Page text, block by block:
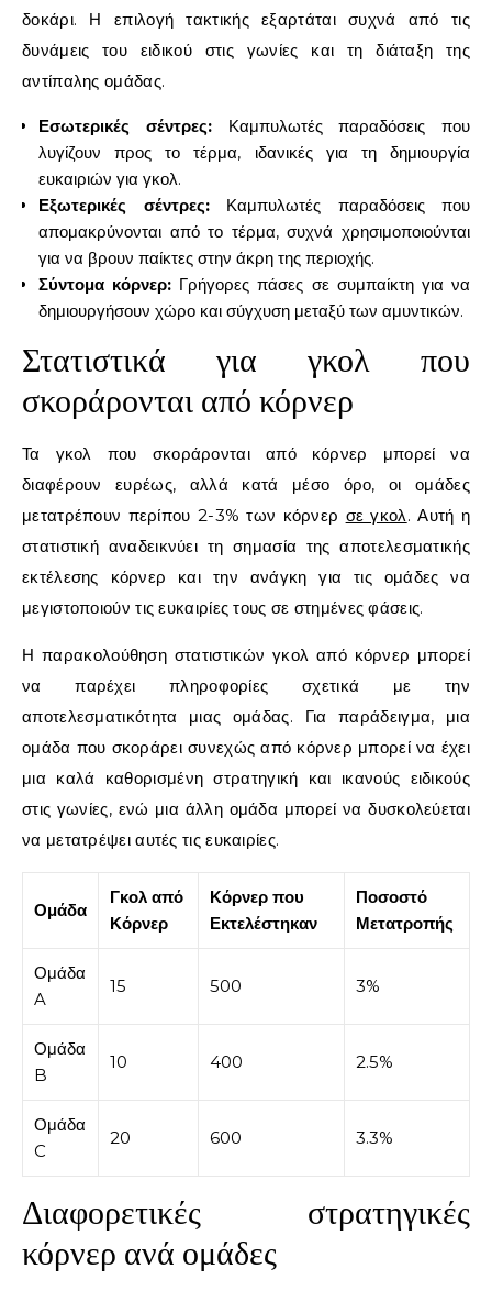
δοκάρι. Η επιλογή τακτικής εξαρτάται συχνά από τις
δυνάμεις του ειδικού στις γωνίες και τη διάταξη της
αντίπαλης ομάδας.
Εσωτερικές σέντρες:Καμπυλωτές παραδόσεις που
λυγίζουν προς το τέρμα, ιδανικές για τη δημιουργία
ευκαιριών για γκολ.
Εξωτερικές σέντρες:Καμπυλωτές παραδόσεις που
απομακρύνονται από το τέρμα, συχνά χρησιμοποιούνται
για να βρουν παίκτες στην άκρη της περιοχής.
Σύντομα κόρνερ: Γρήγορες πάσες σε συμπαίκτη για να
δημιουργήσουν χώρο και σύγχυση μεταξύ των αμυντικών.
Στατιστικά για γκολ που
σκοράρονται από κόρνερ
Τα γκολ που σκοράρονται από κόρνερ μπορεί να
διαφέρουν ευρέως, αλλά κατά μέσο όρο, οι ομάδες
μετατρέπουν περίπου 2-3% των κόρνερ σε γκολ. Αυτή η
στατιστική αναδεικνύει τη σημασία της αποτελεσματικής
εκτέλεσης κόρνερ και την ανάγκη για τις ομάδες να
μεγιστοποιούν τις ευκαιρίες τους σε στημένες φάσεις.
Η παρακολούθηση στατιστικών γκολ από κόρνερ μπορεί
να παρέχει πληροφορίες σχετικά με την
αποτελεσματικότητα μιας ομάδας. Για παράδειγμα, μια
ομάδα που σκοράρει συνεχώς από κόρνερ μπορεί να έχει
μια καλά καθορισμένη στρατηγική και ικανούς ειδικούς
στις γωνίες, ενώ μια άλλη ομάδα μπορεί να δυσκολεύεται
να μετατρέψει αυτές τις ευκαιρίες.
Ομάδα
Γκολ από
Κόρνερ
Κόρνερ που
Εκτελέστηκαν
Ποσοστό
Μετατροπής
Ομάδα
A
15 500 3%
Ομάδα
B
10 400 2.5%
Ομάδα
C
20 600 3.3%
Διαφορετικές στρατηγικές
κόρνερ ανά ομάδες